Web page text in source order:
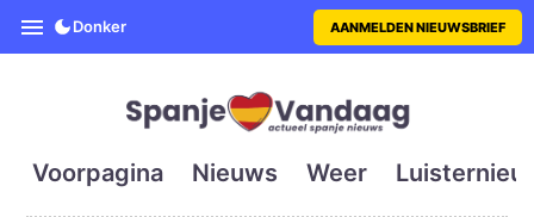
SpanjeVandaag is de eerste
Donker AANMELDEN NIEUWSBRIEF
Voorpagina Nieuws Weer